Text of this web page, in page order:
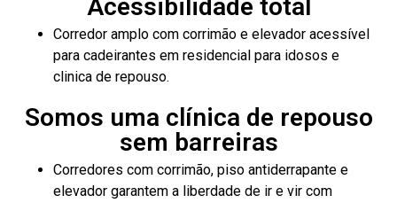
Acessibilidade total
Corredor amplo com corrimão e elevador acessível
para cadeirantes em residencial para idosos e
clinica de repouso.
Somos uma clínica de repouso
sem barreiras
Corredores com corrimão, piso antiderrapante e
elevador garantem a liberdade de ir e vir com